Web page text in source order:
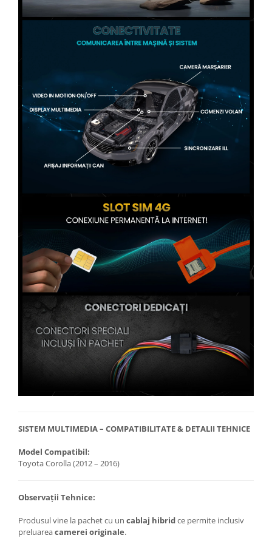
SISTEM MULTIMEDIA – COMPATIBILITATE & DETALII TEHNICE
Model Compatibil:
Toyota Corolla (2012 – 2016)
Observații Tehnice:
Produsul vine la pachet cu un cablaj hibridce permite inclusiv
preluareacamerei originale.